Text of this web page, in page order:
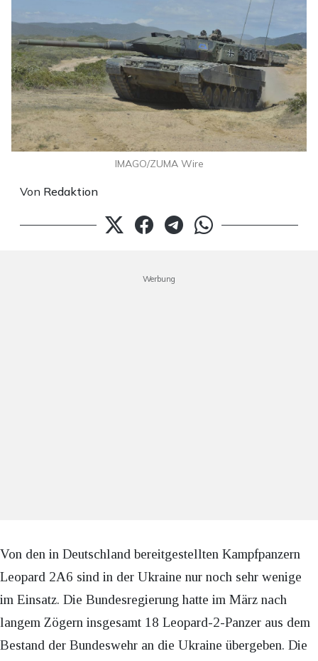
Von Redaktion
IMAGO/ZUMA Wire
Werbung
Von den in Deutschland bereitgestellten Kampfpanzern
Leopard 2A6 sind in der Ukraine nur noch sehr wenige
im Einsatz. Die Bundesregierung hatte im März nach
langem Zögern insgesamt 18 Leopard-2-Panzer aus dem
Bestand der Bundeswehr an die Ukraine übergeben. Die